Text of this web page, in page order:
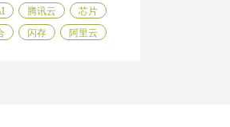
腾讯云
芯片
闪存 阿里云